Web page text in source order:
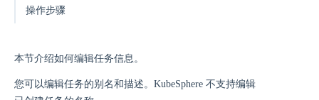
操作步骤
本节介绍如何编辑任务信息。
您可以编辑任务的别名和描述。KubeSphere 不支持编辑